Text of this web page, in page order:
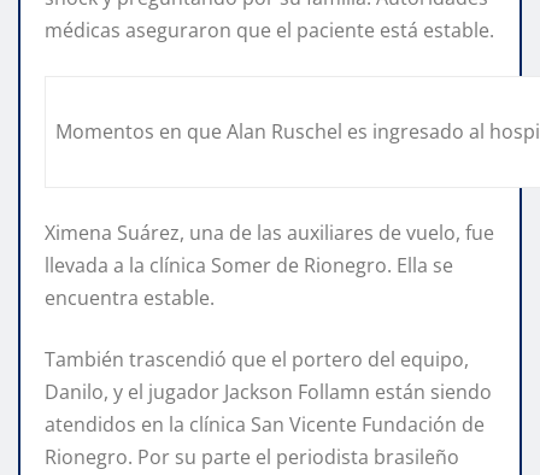
médicas aseguraron que el paciente está estable.
Momentos en que Alan Ruschel es ingresado al
Ximena Suárez, una de las auxiliares de vuelo, fue
llevada a la clínica Somer de Rionegro. Ella se
encuentra estable.
También trascendió que el portero del equipo,
Danilo, y el jugador Jackson Follamn están siendo
atendidos en la clínica San Vicente Fundación de
Rionegro. Por su parte el periodista brasileño